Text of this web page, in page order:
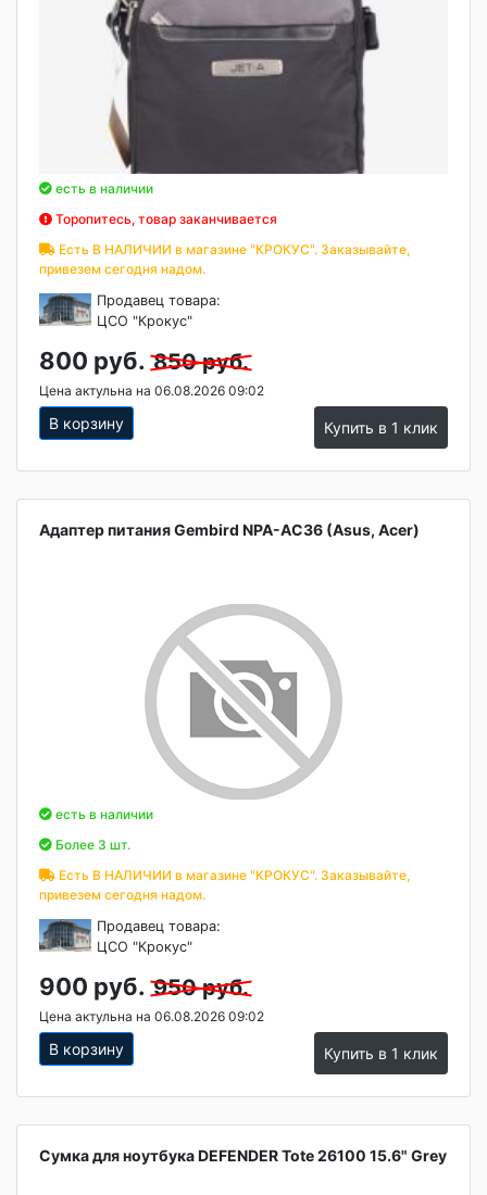
есть в наличии
Торопитесь, товар заканчивается
Есть В НАЛИЧИИ в магазине "КРОКУС". Заказывайте,
привезем сегодня надом.
Продавец товара:
ЦСО "Крокус"
800 руб. 850 руб.
Цена актульна на 06.08.2026 09:02
В корзину Купить в 1 клик
Адаптер питания Gembird NPA-AC36 (Asus, Acer)
есть в наличии
Более 3 шт.
Есть В НАЛИЧИИ в магазине "КРОКУС". Заказывайте,
привезем сегодня надом.
Продавец товара:
ЦСО "Крокус"
900 руб. 950 руб.
Цена актульна на 06.08.2026 09:02
В корзину Купить в 1 клик
Сумка для ноутбука DEFENDER Tote 26100 15.6" Grey